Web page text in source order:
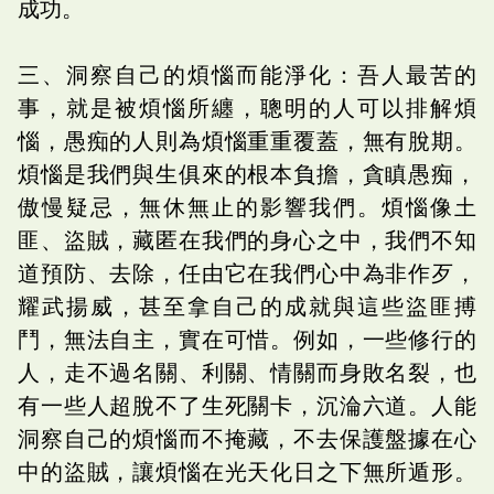
成功。
三、洞察自己的煩惱而能淨化：吾人最苦的
事，就是被煩惱所纏，聰明的人可以排解煩
惱，愚痴的人則為煩惱重重覆蓋，無有脫期。
煩惱是我們與生俱來的根本負擔，貪瞋愚痴，
傲慢疑忌，無休無止的影響我們。煩惱像土
匪、盜賊，藏匿在我們的身心之中，我們不知
道預防、去除，任由它在我們心中為非作歹，
耀武揚威，甚至拿自己的成就與這些盜匪搏
鬥，無法自主，實在可惜。例如，一些修行的
人，走不過名關、利關、情關而身敗名裂，也
有一些人超脫不了生死關卡，沉淪六道。人能
洞察自己的煩惱而不掩藏，不去保護盤據在心
中的盜賊，讓煩惱在光天化日之下無所遁形。